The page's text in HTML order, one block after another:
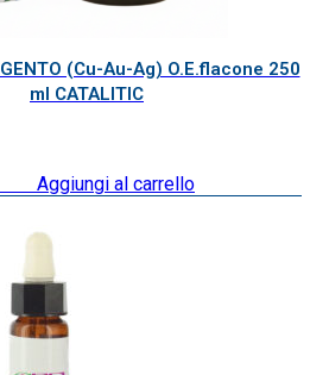
(Cu-Au-Ag) O.E.flacone 250
ml CATALITIC
Aggiungi al carrello